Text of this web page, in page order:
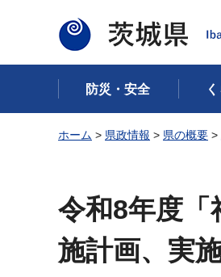
茨城県
防災・安全
ホーム > 県政情報 > 県の概要 >
令和8年度「
施計画、実